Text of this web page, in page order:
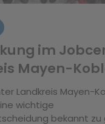
im
Mayen-
Landkreis Mayen-
wichtige
bekannt zu